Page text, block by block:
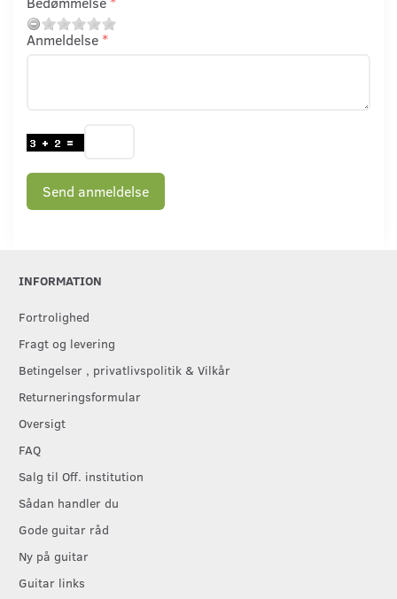
Anmeldelse
Send anmeldelse
INFORMATION
Fortrolighed
Fragt og levering
Betingelser , privatlivspolitik & Vilkår
Returneringsformular
Oversigt
FAQ
Salg til Off. institution
Sådan handler du
Gode guitar råd
Ny på guitar
Guitar links